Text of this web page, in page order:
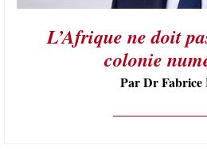
L’Afrique ne doit
colonie
Par Dr Fabrice